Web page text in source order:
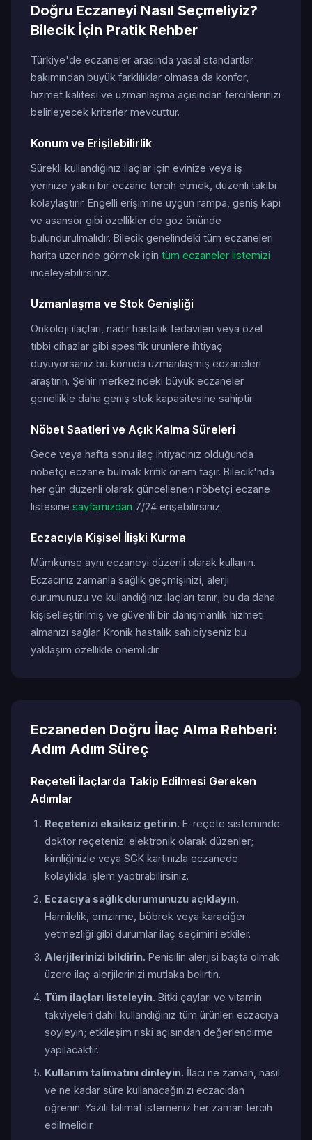
Doğru Eczaneyi Nasıl Seçmeliyiz?
Bilecik İçin Pratik Rehber
Türkiye'de eczaneler arasında yasal standartlar
bakımından büyük farklılıklar olmasa da konfor,
hizmet kalitesi ve uzmanlaşma açısından tercihlerinizi
belirleyecek kriterler mevcuttur.
Konum ve Erişilebilirlik
Sürekli kullandığınız ilaçlar için evinize veya iş
yerinize yakın bir eczane tercih etmek, düzenli takibi
kolaylaştırır. Engelli erişimine uygun rampa, geniş kapı
ve asansör gibi özellikler de göz önünde
bulundurulmalıdır. Bilecik genelindeki tüm eczaneleri
harita üzerinde görmek için tüm eczaneler listemizi
inceleyebilirsiniz.
Uzmanlaşma ve Stok Genişliği
Onkoloji ilaçları, nadir hastalık tedavileri veya özel
tıbbi cihazlar gibi spesifik ürünlere ihtiyaç
duyuyorsanız bu konuda uzmanlaşmış eczaneleri
araştırın. Şehir merkezindeki büyük eczaneler
genellikle daha geniş stok kapasitesine sahiptir.
Nöbet Saatleri ve Açık Kalma Süreleri
Gece veya hafta sonu ilaç ihtiyacınız olduğunda
nöbetçi eczane bulmak kritik önem taşır. Bilecik'nda
her gün düzenli olarak güncellenen nöbetçi eczane
listesine sayfamızdan 7/24 erişebilirsiniz.
Eczacıyla Kişisel İlişki Kurma
Mümkünse aynı eczaneyi düzenli olarak kullanın.
Eczacınız zamanla sağlık geçmişinizi, alerji
durumunuzu ve kullandığınız ilaçları tanır; bu da daha
kişiselleştirilmiş ve güvenli bir danışmanlık hizmeti
almanızı sağlar. Kronik hastalık sahibiyseniz bu
yaklaşım özellikle önemlidir.
Eczaneden Doğru İlaç Alma Rehberi:
Adım Adım Süreç
Reçeteli İlaçlarda Takip Edilmesi Gereken
Adımlar
Reçetenizi eksiksiz getirin. E-reçete sisteminde
doktor reçetenizi elektronik olarak düzenler;
kimliğinizle veya SGK kartınızla eczanede
kolaylıkla işlem yaptırabilirsiniz.
Eczacıya sağlık durumunuzu açıklayın.
Hamilelik, emzirme, böbrek veya karaciğer
yetmezliği gibi durumlar ilaç seçimini etkiler.
Alerjilerinizi bildirin. Penisilin alerjisi başta olmak
üzere ilaç alerjilerinizi mutlaka belirtin.
Tüm ilaçları listeleyin. Bitki çayları ve vitamin
takviyeleri dahil kullandığınız tüm ürünleri eczacıya
söyleyin; etkileşim riski açısından değerlendirme
yapılacaktır.
Kullanım talimatını dinleyin. İlacı ne zaman, nasıl
ve ne kadar süre kullanacağınızı eczacıdan
öğrenin. Yazılı talimat istemeniz her zaman tercih
edilmelidir.